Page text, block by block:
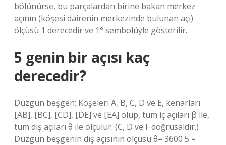
bölünürse, bu parçalardan birine bakan merkez
açının (köşesi dairenin merkezinde bulunan açı)
ölçüsü 1 derecedir ve 1° sembolüyle gösterilir.
5 genin bir açısı kaç
derecedir?
Düzgün beşgen; Köşeleri A, B, C, D ve E, kenarları
[AB], [BC], [CD], [DE] ve [EA] olup, tüm iç açıları β ile,
tüm dış açıları θ ile ölçülür. (C, D ve F doğrusaldır.)
Düzgün beşgenin dış açısının ölçüsü θ= 3600 5 =